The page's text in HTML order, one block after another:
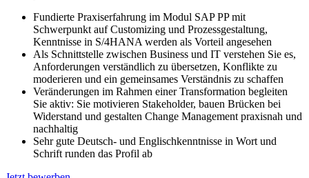
Fundierte Praxiserfahrung im Modul SAP PP mit
Schwerpunkt auf Customizing und Prozessgestaltung,
Kenntnisse in S/4HANA werden als Vorteil angesehen
Als Schnittstelle zwischen Business und IT verstehen Sie es,
Anforderungen verständlich zu übersetzen, Konflikte zu
moderieren und ein gemeinsames Verständnis zu schaffen
Veränderungen im Rahmen einer Transformation begleiten
Sie aktiv: Sie motivieren Stakeholder, bauen Brücken bei
Widerstand und gestalten Change Management praxisnah und
nachhaltig
Sehr gute Deutsch- und Englischkenntnisse in Wort und
Schrift runden das Profil ab